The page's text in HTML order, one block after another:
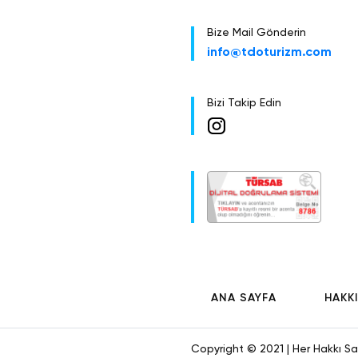
arasında;
Çanlı
evi
ekstra olarak
müzesi olarak
olan Jasna
4.Gün Tur
iken papa
Bize Mail Gönderin
info@tdoturizm.com
Bizi Takip Edin
ANA SAYFA
Copyright © 2021 | Her Hakkı